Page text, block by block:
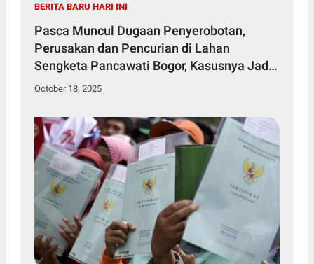
BERITA BARU HARI INI
Pasca Muncul Dugaan Penyerobotan,
Perusakan dan Pencurian di Lahan
Sengketa Pancawati Bogor, Kasusnya Jadi
Sorotan Publik
October 18, 2025